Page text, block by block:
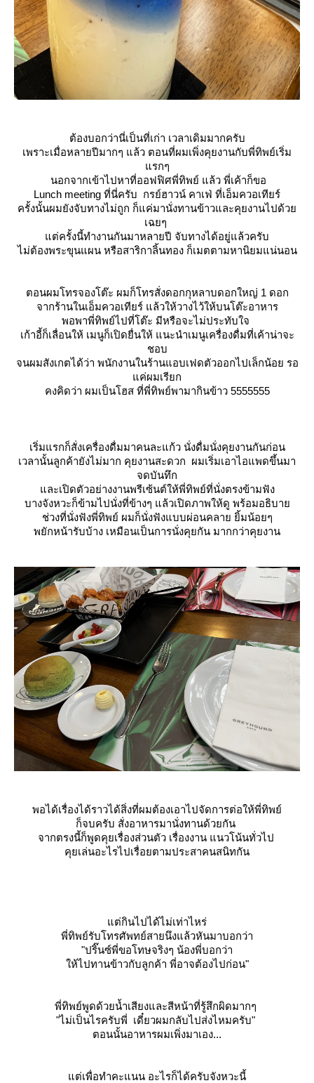
ต้องบอกว่านี่เป็นที่เก่า เวลาเดิมมากครับ
เพราะเมื่อหลายปีมากๆ แล้ว ตอนที่ผมเพิ่งคุยงานกับพี่ทิพย์เริ่ม
รกๆ
นอกจากเข้าไปหาที่ออฟฟิศพี่ทิพย์ แล้ว พี่เค้าก็ขอ
Lunch meeting ที่นี่ครับ กรย์ฮาวน์ คาเฟ่ ที่เอ็มควอเทียร์
ครั้งนั้นผมยังจับทางไม่ถูก ก็แค่มานั่งทานข้าวและคุยงานไปด้ว
เฉยๆ
ต่ครั้งนี้ทำงานกันมาหลายปี จับทางได้อยู่แล้วครับ
ไม่ต้องพระขุนแผน หรือสาริกาลิ้นทอง ก็เมตตามหานิยมแน่นอน
ตอนผมโทรจองโต๊ะ ผมก็โทรสั่งดอกกุหลาบดอกใหญ่ 1 ดอก
จากร้านในเอ็มควอเทียร์ แล้วให้วางไว้ให้บนโต๊ะอาหาร
พอพาพี่ทิพย์ไปที่โต๊ะ มีหรือจะไม่ประทับใจ
เก้าอี้ก็เลื่อนให้ เมนูก็เปิดยื่นให้ แนะนำเมนูเครื่องดื่มที่เค้าน่าจะ
ชอบ
จนผมสังเกตได้ว่า พนักงานในร้านแอบเฟดตัวออกไปเล็กน้อย รอ
ค่ผมเรียก
คงคิดว่า ผมเป็นโฮส ที่พี่ทิพย์พามากินข้าว 5555555
เริ่มแรกก็สั่งเครื่องดื่มมาคนละแก้ว นั่งดื่มนั่งคุยงานกันก่อน
เวลานั้นลูกค้ายังไม่มาก คุยงานสะดวก ผมเริ่มเอาไอแพดขึ้นมา
จดบันทึก
ละเปิดตัวอย่างงานพรีเซ้นต์ให้พี่ทิพย์ที่นั่งตรงข้ามฟัง
บางจังหวะก็ข้ามไปนั่งที่ข้างๆ แล้วเปิดภาพให้ดู พร้อมอธิบา
ช่วงที่นั่งฟังพี่ทิพย์ ผมก็นั่งฟังแบบผ่อนคลาย ยิ้มน้อยๆ
พยักหน้ารับบ้าง เหมือนเป็นการนั่งคุยกัน มากกว่าคุยงาน
พอได้เรื่องได้ราวได้สิ่งที่ผมต้องเอาไปจัดการต่อให้พี่ทิพย์
ก็จบครับ สั่งอาหารมานั่งทานด้วยกัน
จากตรงนี้ก็พูดคุยเรื่องส่วนตัว เรื่องงาน แนวโน้นทั่วไป
คุยเล่นอะไรไปเรื่อยตามประสาคนสนิทกัน
ต่กินไปได้ไม่เท่าไหร่
พี่ทิพย์รับโทรศัพทย์สายนึงแล้วหันมาบอกว่า
"ปริ๊นซ์พี่ขอโทษจริงๆ น้องพี่บอกว่า
ห้ไปทานข้าวกับลูกค้า พี่อาจต้องไปก่อน"
พี่ทิพย์พูดด้วยน้ำเสียงและสีหน้าที่รู้สึกผิดมากๆ
"ไม่เป็นไรครับพี่ เดี๋ยวผมกลับไปส่งไหมครับ"
ตอนนั้นอาหารผมเพิ่งมาเอง...
ต่เพื่อทำคะแนน อะไรก็ได้ครับจังหวะนี้